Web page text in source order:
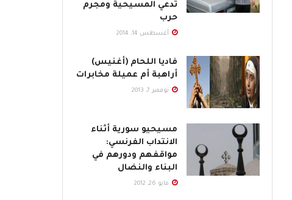
تدعي المسيحية ومجرم
حرب
أغسطس 14, 2014
فاديا اللحام (أغنيس)
أراهبة أم عميلة مخابرات
نوفمبر 7, 2013
مسيحيو سورية أثناء
الانتداب الفرنسي:
مواقفهم ودورهم في
البناء والنضال
مايو 26, 2012